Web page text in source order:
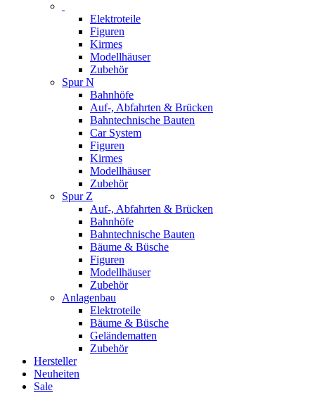
Elektroteile
Figuren
Kirmes
Modellhäuser
Zubehör
Spur N
Bahnhöfe
Auf-, Abfahrten & Brücken
Bahntechnische Bauten
Car System
Figuren
Kirmes
Modellhäuser
Zubehör
Spur Z
Auf-, Abfahrten & Brücken
Bahnhöfe
Bahntechnische Bauten
Bäume & Büsche
Figuren
Modellhäuser
Zubehör
Anlagenbau
Elektroteile
Bäume & Büsche
Geländematten
Zubehör
Hersteller
Neuheiten
Sale